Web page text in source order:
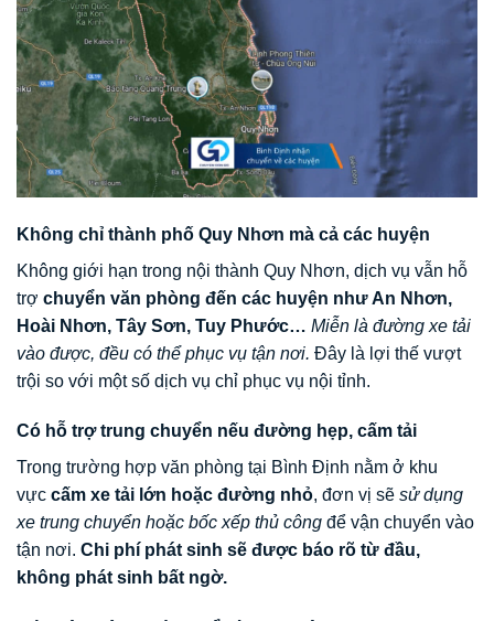
Không chỉ thành phố Quy Nhơn mà cả các huyện
Không giới hạn trong nội thành Quy Nhơn, dịch vụ vẫn hỗ
trợ chuyển văn phòng đến các huyện như An Nhơn,
Hoài Nhơn, Tây Sơn, Tuy Phước… Miễn là đường xe tải
vào được, đều có thể phục vụ tận nơi. Đây là lợi thế vượt
trội so với một số dịch vụ chỉ phục vụ nội tỉnh.
Có hỗ trợ trung chuyển nếu đường hẹp, cấm tải
Trong trường hợp văn phòng tại Bình Định nằm ở khu
vực cấm xe tải lớn hoặc đường nhỏ, đơn vị sẽ sử dụng
xe trung chuyển hoặc bốc xếp thủ công để vận chuyển vào
tận nơi. Chi phí phát sinh sẽ được báo rõ từ đầu,
không phát sinh bất ngờ.